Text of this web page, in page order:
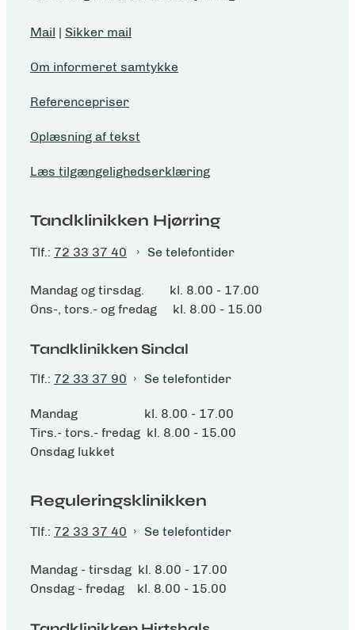
Mail | Sikker mail
Om informeret samtykke
Referencepriser
Oplæsning af tekst
Læs tilgængelighedserklæring
Tandklinikken Hjørring
Tlf.: 72 33 37 40 Se telefontider
Mandag og tirsdag. kl. 8.00 - 17.00
Ons-, tors.- og fredag kl. 8.00 - 15.00
Tandklinikken Sindal
Tlf.: 72 33 37 90 Se telefontider
Mandag kl. 8.00 - 17.00
Tirs.- tors.- fredag kl. 8.00 - 15.00
Onsdag lukket
Reguleringsklinikken
Tlf.: 72 33 37 40 Se telefontider
Mandag - tirsdag kl. 8.00 - 17.00
Onsdag - fredag kl. 8.00 - 15.00